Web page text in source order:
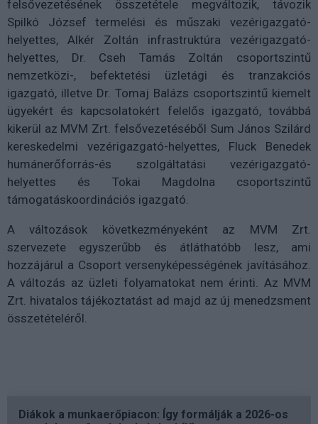
felsővezetésének összetétele megváltozik, távozik
Spilkó József termelési és műszaki vezérigazgató-
helyettes, Alkér Zoltán infrastruktúra vezérigazgató-
helyettes, Dr. Cseh Tamás Zoltán csoportszintű
nemzetközi-, befektetési üzletági és tranzakciós
igazgató, illetve Dr. Tomaj Balázs csoportszintű kiemelt
ügyekért és kapcsolatokért felelős igazgató, továbbá
kikerül az MVM Zrt. felsővezetéséből Sum János Szilárd
kereskedelmi vezérigazgató-helyettes, Fluck Benedek
humánerőforrás-és szolgáltatási vezérigazgató-
helyettes és Tokai Magdolna csoportszintű
támogatáskoordinációs igazgató.
A változások következményeként az MVM Zrt.
szervezete egyszerűbb és átláthatóbb lesz, ami
hozzájárul a Csoport versenyképességének javításához.
A változás az üzleti folyamatokat nem érinti. Az MVM
Zrt. hivatalos tájékoztatást ad majd az új menedzsment
összetételéről.
Diákok a munkaerőpiacon: Így formálják a 2026-os